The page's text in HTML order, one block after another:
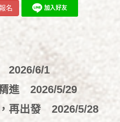
名
2026/6/1
進 2026/5/29
再出發 2026/5/28